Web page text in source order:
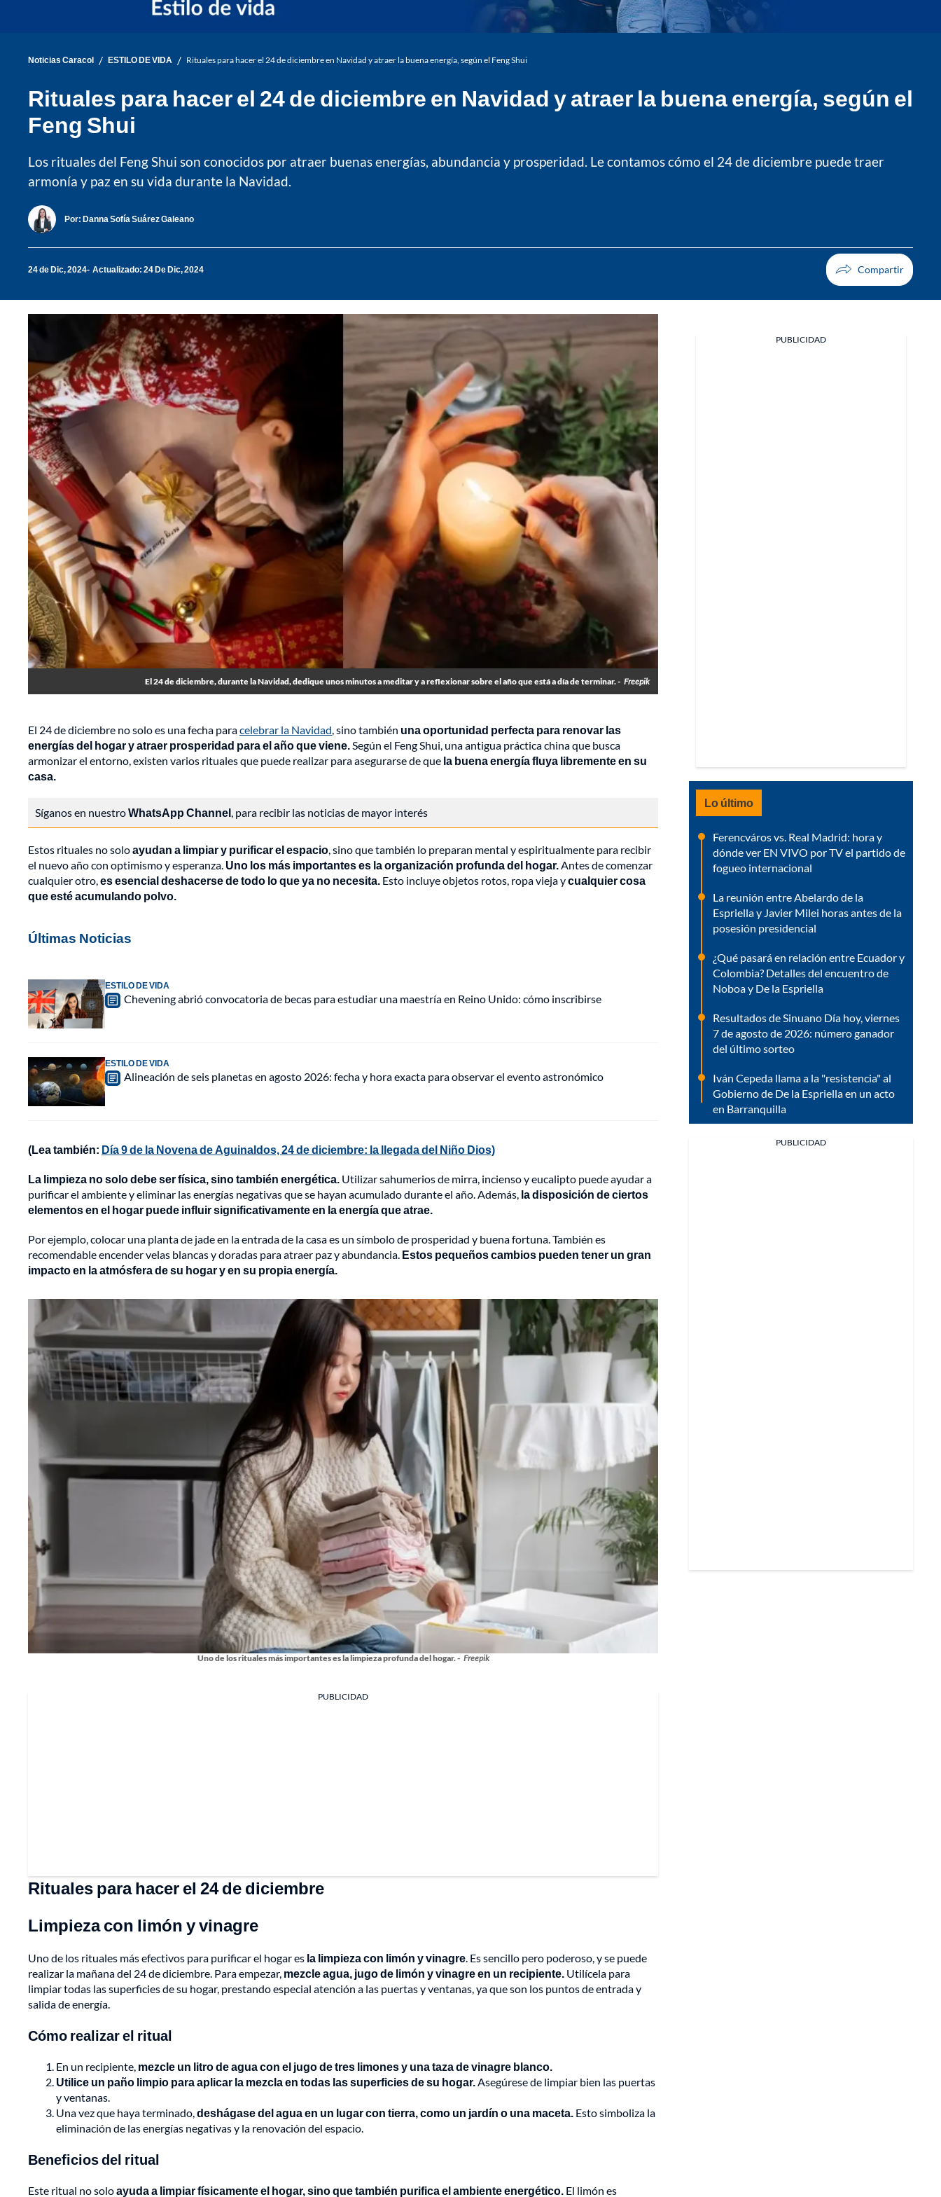
Noticias Caracol / ESTILO DE VIDA / Rituales para hacer el 24 de diciembre en Navidad y atraer la buena energía, según el Feng Shui
Rituales para hacer el 24 de diciembre en Navidad y atraer la buena energía, según el
Feng Shui
Los rituales del Feng Shui son conocidos por atraer buenas energías, abundancia y prosperidad. Le contamos cómo el 24 de diciembre puede traer
armonía y paz en su vida durante la Navidad.
Por: Danna Sofía Suárez Galeano
24 de Dic, 2024 Actualizado: 24 De Dic, 2024
El 24 de diciembre, durante la Navidad, dedique unos minutos a meditar y a reflexionar sobre el año que está a día de terminar. - Freepik
El 24 de diciembre no solo es una fecha paracelebrar la Navidad, sino también una oportunidad perfecta para renovar las
energías del hogar y atraer prosperidad para el año que viene.Según el Feng Shui, una antigua práctica china que busca
armonizar el entorno, existen varios rituales que puede realizar para asegurarse de que la buena energía fluya libremente en su
casa.
Síganos en nuestroWhatsApp Channel, para recibir las noticias de mayor interés
Estos rituales no soloayudan a limpiar y purificar el espacio, sino que también lo preparan mental y espiritualmente para recibir
el nuevo año con optimismo y esperanza. Uno los más importantes es la organización profunda del hogar.Antes de comenzar
cualquier otro,es esencial deshacerse de todo lo que ya no necesita. Esto incluye objetos rotos, ropa vieja ycualquier cosa
que esté acumulando polvo.
Últimas Noticias
ESTILO DE VIDA
Chevening abrió convocatoria de becas para estudiar una maestría en Reino Unido: cómo inscribirse
ESTILO DE VIDA
Alineación de seis planetas en agosto 2026: fecha y hora exacta para observar el evento astronómico
(Lea también: Día 9 de la Novena de Aguinaldos, 24 de diciembre: la llegada del Niño Dios)
La limpieza no solo debe ser física, sino también energética. Utilizar sahumerios de mirra, incienso y eucalipto puede ayudar a
purificar el ambiente y eliminar las energías negativas que se hayan acumulado durante el año. Además, la disposición de ciertos
elementos en el hogar puede influir significativamente en la energía que atrae.
Por ejemplo, colocar una planta de jade en la entrada de la casa es un símbolo de prosperidad y buena fortuna. También es
recomendable encender velas blancas y doradas para atraer paz y abundancia. Estos pequeños cambios pueden tener un gran
impacto en la atmósfera de su hogar y en su propia energía.
Uno de los rituales más importantes es la limpieza profunda del hogar. - Freepik
PUBLICIDAD
Rituales para hacer el 24 de diciembre
Limpieza con limón y vinagre
Uno de los rituales más efectivos para purificar el hogar es la limpieza con limón y vinagre. Es sencillo pero poderoso, y se puede
realizar la mañana del 24 de diciembre. Para empezar, mezcle agua, jugo de limón y vinagre en un recipiente. Utilícela para
limpiar todas las superficies de su hogar, prestando especial atención a las puertas y ventanas, ya que son los puntos de entrada y
salida de energía.
Cómo realizar el ritual
En un recipiente, mezcle un litro de agua con el jugo de tres limones y una taza de vinagre blanco.
Utilice un paño limpio para aplicar la mezcla en todas las superficies de su hogar.Asegúrese de limpiar bien las puertas
y ventanas.
Una vez que haya terminado,deshágase del agua en un lugar con tierra, como un jardín o una maceta. Esto simboliza la
eliminación de las energías negativas y la renovación del espacio.
Beneficios del ritual
Este ritual no soloayuda a limpiar físicamente el hogar, sino que también purifica el ambiente energético. El limón es
PUBLICIDAD
Lo último
Ferencváros vs. Real Madrid: hora y
dónde ver EN VIVO por TV el partido de
fogueo internacional
La reunión entre Abelardo de la
Espriella y Javier Milei horas antes de la
posesión presidencial
¿Qué pasará en relación entre Ecuador y
Colombia? Detalles del encuentro de
Noboa y De la Espriella
Resultados de Sinuano Día hoy, viernes
7 de agosto de 2026: número ganador
del último sorteo
Iván Cepeda llama a la "resistencia" al
Gobierno de De la Espriella en un acto
en Barranquilla
PUBLICIDAD